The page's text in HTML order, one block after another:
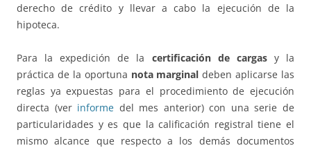
derecho de crédito y llevar a cabo la ejecución de la
hipoteca.
Para la expedición de la certificación de cargasy la
práctica de la oportuna nota marginal deben aplicarse las
reglas ya expuestas para el procedimiento de ejecución
directa (ver informe del mes anterior) con una serie de
particularidades y es que la calificación registral tiene el
mismo alcance que respecto a los demás documentos